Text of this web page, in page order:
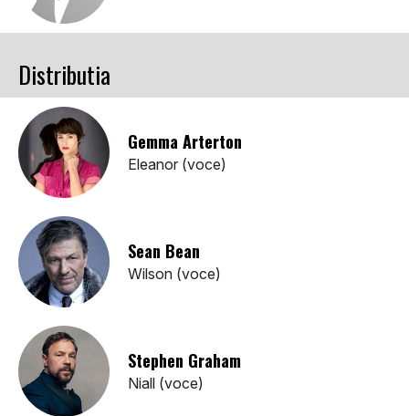
Distributia
Gemma Arterton
Eleanor (voce)
Sean Bean
Wilson (voce)
Stephen Graham
Niall (voce)